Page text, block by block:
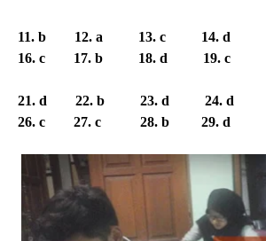
11. b 12. a 13. c 14. d
16. c 17. b 18. d 19. c
21. d 22. b 23. d 24. d
26. c 27. c 28. b 29. d